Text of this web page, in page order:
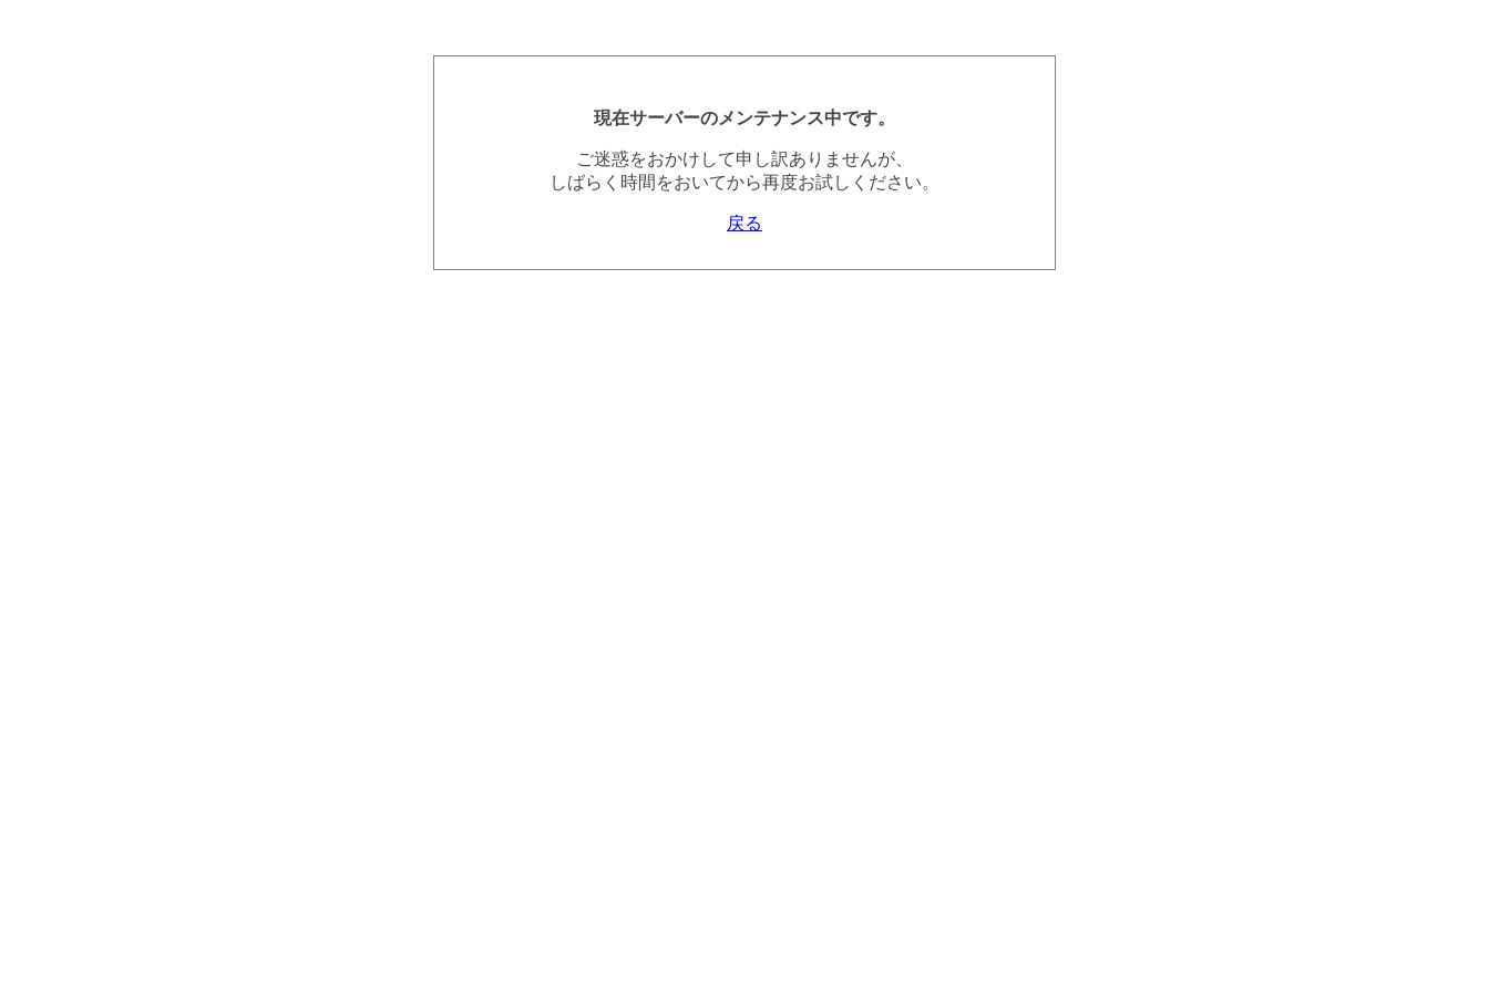
現在サーバーのメンテナンス中です。
ご迷惑をおかけして申し訳ありませんが、
しばらく時間をおいてから再度お試しください。
戻る